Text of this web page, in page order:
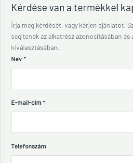
Kérdése van a termékkel
Írja meg kérdését, vagy kérjen ajánlatot.
segítenek az alkatrész azonosításában és
kiválasztásában.
Név *
E-mail-cím *
Telefonszám